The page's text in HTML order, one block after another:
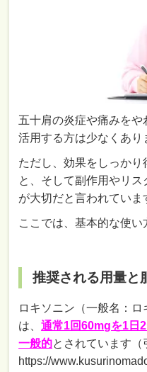
五十肩の炎症や痛みを
活用する方は少なくあり
ただし、効果をしっかり
と、そして副作用やリ
が大切だと言われていま
ここでは、基本的な使い
推奨される用量と
ロキソニン（一般名：ロ
は、通常1回60mgを1日
一般的とされています（
https://